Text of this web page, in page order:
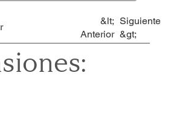
&lt;
Anterior
Siguiente
&gt;